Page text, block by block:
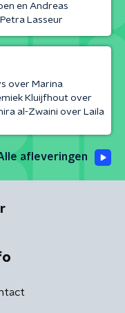
en Andreas
Lasseur
over Marina
Kluijfhout over
al-Zwaini over Laila
afleveringen